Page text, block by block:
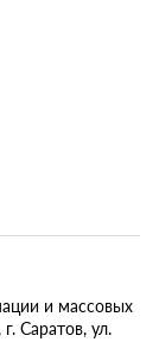
и массовых
Саратов, ул.